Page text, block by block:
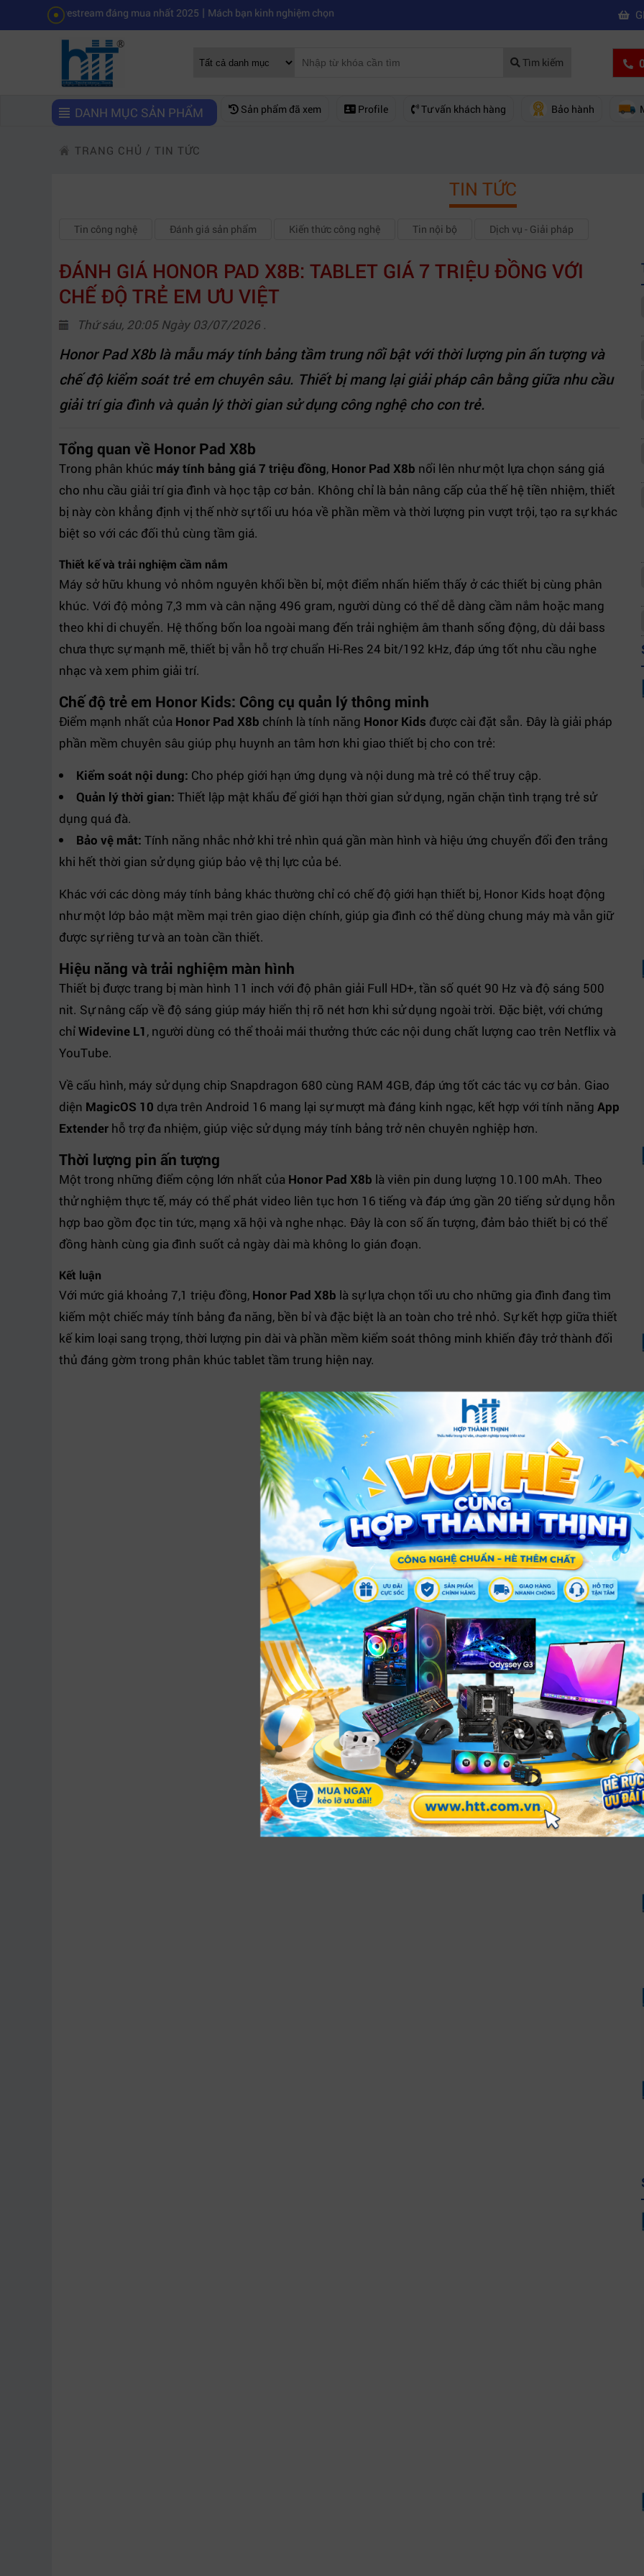
đáng mua nhất 2025|Mách bạn kinh nghiệm chọn mua máy quay phim chuyên nghiệp Mua máy quay phim hd giá rẻ nên mua của
Tìm kiếm
DANH MỤC SẢN PHẨM Sản phẩm đã xem Profile Tư vấn khách hàng Bảo hành
TRANG CHỦ / TIN TỨC
TIN TỨC
Tin công nghệ Đánh giá sản phẩm Kiến thức công nghệ Tin nội bộ Dịch vụ - Giải pháp
ĐÁNH GIÁ HONOR PAD X8B: TABLET GIÁ 7 TRIỆU ĐỒNG VỚI
CHẾ ĐỘ TRẺ EM ƯU VIỆT
Thứ sáu, 20:05 Ngày 03/07/2026 .
Honor Pad X8b là mẫu máy tính bảng tầm trung nổi bật với thời lượng pin ấn tượng và
chế độ kiểm soát trẻ em chuyên sâu. Thiết bị mang lại giải pháp cân bằng giữa nhu cầu
giải trí gia đình và quản lý thời gian sử dụng công nghệ cho con trẻ.
Tổng quan về Honor Pad X8b
Trong phân khúc máy tính bảng giá 7 triệu đồng, Honor Pad X8b nổi lên như một lựa chọn sáng giá
cho nhu cầu giải trí gia đình và học tập cơ bản. Không chỉ là bản nâng cấp của thế hệ tiền nhiệm, thiết
bị này còn khẳng định vị thế nhờ sự tối ưu hóa về phần mềm và thời lượng pin vượt trội, tạo ra sự khác
biệt so với các đối thủ cùng tầm giá.
Thiết kế và trải nghiệm cầm nắm
Máy sở hữu khung vỏ nhôm nguyên khối bền bỉ, một điểm nhấn hiếm thấy ở các thiết bị cùng phân
khúc. Với độ mỏng 7,3 mm và cân nặng 496 gram, người dùng có thể dễ dàng cầm nắm hoặc mang
theo khi di chuyển. Hệ thống bốn loa ngoài mang đến trải nghiệm âm thanh sống động, dù dải bass
chưa thực sự mạnh mẽ, thiết bị vẫn hỗ trợ chuẩn Hi-Res 24 bit/192 kHz, đáp ứng tốt nhu cầu nghe
nhạc và xem phim giải trí.
Chế độ trẻ em Honor Kids: Công cụ quản lý thông minh
Điểm mạnh nhất của Honor Pad X8b chính là tính năng Honor Kids được cài đặt sẵn. Đây là giải pháp
phần mềm chuyên sâu giúp phụ huynh an tâm hơn khi giao thiết bị cho con trẻ:
Kiểm soát nội dung: Cho phép giới hạn ứng dụng và nội dung mà trẻ có thể truy cập.
Quản lý thời gian: Thiết lập mật khẩu để giới hạn thời gian sử dụng, ngăn chặn tình trạng trẻ sử
dụng quá đà.
Bảo vệ mắt: Tính năng nhắc nhở khi trẻ nhìn quá gần màn hình và hiệu ứng chuyển đổi đen trắng
khi hết thời gian sử dụng giúp bảo vệ thị lực của bé.
Khác với các dòng máy tính bảng khác thường chỉ có chế độ giới hạn thiết bị, Honor Kids hoạt động
như một lớp bảo mật mềm mại trên giao diện chính, giúp gia đình có thể dùng chung máy mà vẫn giữ
được sự riêng tư và an toàn cần thiết.
Hiệu năng và trải nghiệm màn hình
Thiết bị được trang bị màn hình 11 inch với độ phân giải Full HD+, tần số quét 90 Hz và độ sáng 500
nit. Sự nâng cấp về độ sáng giúp máy hiển thị rõ nét hơn khi sử dụng ngoài trời. Đặc biệt, với chứng
chỉWidevine L1 , người dùng có thể thoải mái thưởng thức các nội dung chất lượng cao trên Netflix và
YouTube.
Về cấu hình, máy sử dụng chip Snapdragon 680 cùng RAM 4GB, đáp ứng tốt các tác vụ cơ bản. Giao
diện MagicOS 10 dựa trên Android 16 mang lại sự mượt mà đáng kinh ngạc, kết hợp với tính năng App
Extender hỗ trợ đa nhiệm, giúp việc sử dụng máy tính bảng trở nên chuyên nghiệp hơn.
Thời lượng pin ấn tượng
Một trong những điểm cộng lớn nhất của Honor Pad X8b là viên pin dung lượng 10.100 mAh. Theo
thử nghiệm thực tế, máy có thể phát video liên tục hơn 16 tiếng và đáp ứng gần 20 tiếng sử dụng hỗn
hợp bao gồm đọc tin tức, mạng xã hội và nghe nhạc. Đây là con số ấn tượng, đảm bảo thiết bị có thể
đồng hành cùng gia đình suốt cả ngày dài mà không lo gián đoạn.
Kết luận
Với mức giá khoảng 7,1 triệu đồng, Honor Pad X8b là sự lựa chọn tối ưu cho những gia đình đang tìm
kiếm một chiếc máy tính bảng đa năng, bền bỉ và đặc biệt là an toàn cho trẻ nhỏ. Sự kết hợp giữa thiết
kế kim loại sang trọng, thời lượng pin dài và phần mềm kiểm soát thông minh khiến đây trở thành đối
thủ đáng gờm trong phân khúc tablet tầm trung hiện nay.